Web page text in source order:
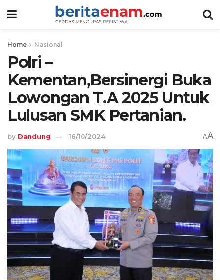
Home Nasional
Polri –
Kementan,Bersinergi Buka
Lowongan T.A 2025 Untuk
Lulusan SMK Pertanian.
by Dandung 16/10/2024 AA